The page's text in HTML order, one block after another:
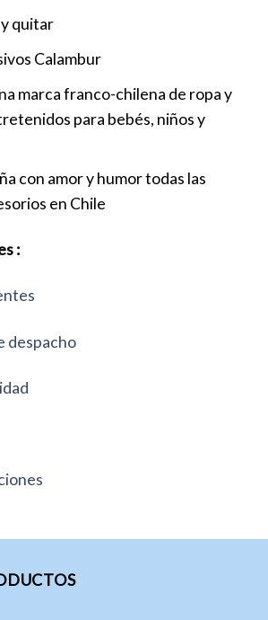
quitar
Calambur
marca franco-chilena de ropa y
para bebés, niños y
con amor y humor todas las
en Chile
:
despacho